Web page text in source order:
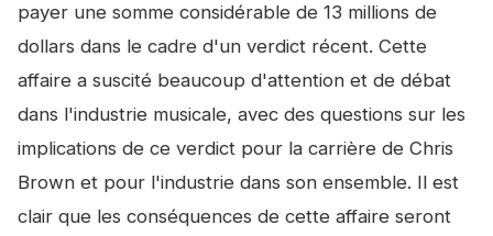
payer une somme considérable de 13 millions de
dollars dans le cadre d'un verdict récent. Cette
affaire a suscité beaucoup d'attention et de débat
dans l'industrie musicale, avec des questions sur les
implications de ce verdict pour la carrière de Chris
Brown et pour l'industrie dans son ensemble. Il est
clair que les conséquences de cette affaire seront